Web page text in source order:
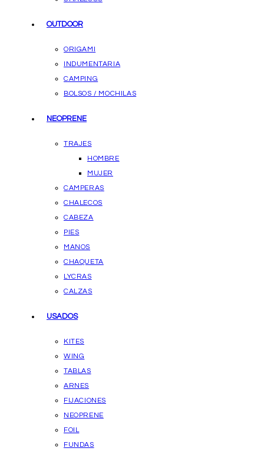
OUTDOOR
ORIGAMI
INDUMENTARIA
CAMPING
BOLSOS / MOCHILAS
NEOPRENE
TRAJES
HOMBRE
MUJER
CAMPERAS
CHALECOS
CABEZA
PIES
MANOS
CHAQUETA
LYCRAS
CALZAS
USADOS
KITES
WING
TABLAS
ARNES
FIJACIONES
NEOPRENE
FOIL
FUNDAS